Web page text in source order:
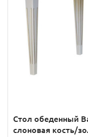
Стол обеденный
слоновая кость/